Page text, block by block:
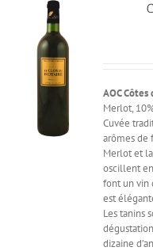
AOC Côtes
Merlot,
Cuvée
arômes de
Merlot et
oscillent
font un vin
est
Les tanins
dizaine